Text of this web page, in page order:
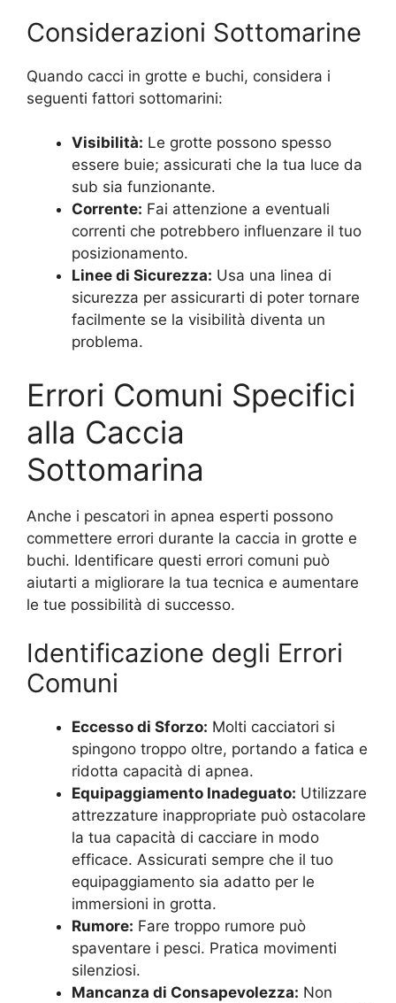
Considerazioni Sottomarine
Quando cacci in grotte e buchi, considera i
seguenti fattori sottomarini:
Visibilità: Le grotte possono spesso
essere buie; assicurati che la tua luce da
sub sia funzionante.
Corrente: Fai attenzione a eventuali
correnti che potrebbero influenzare il tuo
posizionamento.
Linee di Sicurezza: Usa una linea di
sicurezza per assicurarti di poter tornare
facilmente se la visibilità diventa un
problema.
Errori Comuni Specifici
alla Caccia
Sottomarina
Anche i pescatori in apnea esperti possono
commettere errori durante la caccia in grotte e
buchi. Identificare questi errori comuni può
aiutarti a migliorare la tua tecnica e aumentare
le tue possibilità di successo.
Identificazione degli Errori
Comuni
Eccesso di Sforzo: Molti cacciatori si
spingono troppo oltre, portando a fatica e
ridotta capacità di apnea.
Equipaggiamento Inadeguato: Utilizzare
attrezzature inappropriate può ostacolare
la tua capacità di cacciare in modo
efficace. Assicurati sempre che il tuo
equipaggiamento sia adatto per le
immersioni in grotta.
Rumore: Fare troppo rumore può
spaventare i pesci. Pratica movimenti
silenziosi.
Mancanza di Consapevolezza: Non